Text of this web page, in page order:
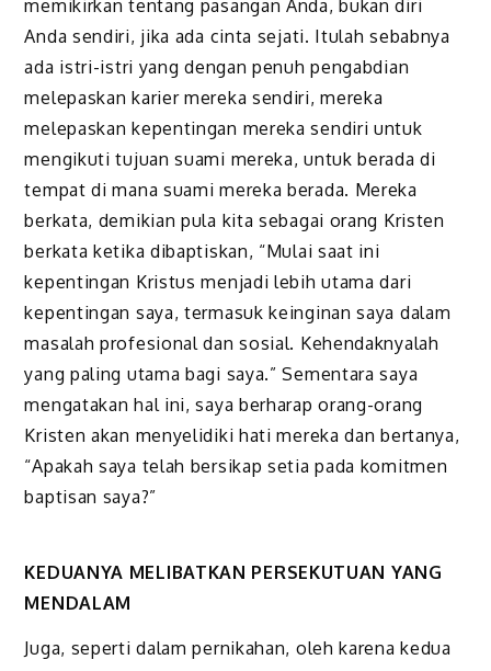
memikirkan tentang pasangan Anda, bukan diri
Anda sendiri, jika ada cinta sejati. Itulah sebabnya
ada istri-istri yang dengan penuh pengabdian
melepaskan karier mereka sendiri, mereka
melepaskan kepentingan mereka sendiri untuk
mengikuti tujuan suami mereka, untuk berada di
tempat di mana suami mereka berada. Mereka
berkata, demikian pula kita sebagai orang Kristen
berkata ketika dibaptiskan, “Mulai saat ini
kepentingan Kristus menjadi lebih utama dari
kepentingan saya, termasuk keinginan saya dalam
masalah profesional dan sosial. Kehendaknyalah
yang paling utama bagi saya.” Sementara saya
mengatakan hal ini, saya berharap orang-orang
Kristen akan menyelidiki hati mereka dan bertanya,
“Apakah saya telah bersikap setia pada komitmen
baptisan saya?”
KEDUANYA MELIBATKAN PERSEKUTUAN YANG
MENDALAM
Juga, seperti dalam pernikahan, oleh karena kedua